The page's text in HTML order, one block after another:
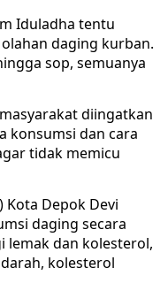
Iduladha tentu
daging kurban.
sop, semuanya
diingatkan
konsumsi dan cara
tidak memicu
Kota Depok Devi
daging secara
lemak dan kolesterol,
kolesterol